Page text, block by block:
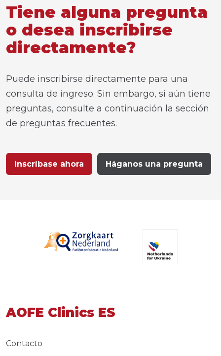
Tiene alguna pregunta
o desea inscribirse
directamente?
Puede inscribirse directamente para una
consulta de ingreso. Sin embargo, si aún tiene
preguntas, consulte a continuación la sección
de preguntas frecuentes.
Inscríbase ahora Háganos una pregunta
AOFE Clinics ES
Contacto